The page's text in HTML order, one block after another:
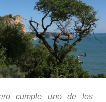
cumple uno de los